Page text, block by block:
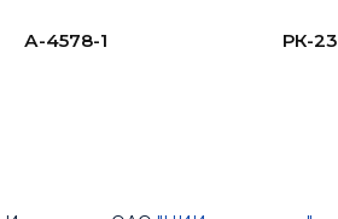
А-4578-1 РК-23